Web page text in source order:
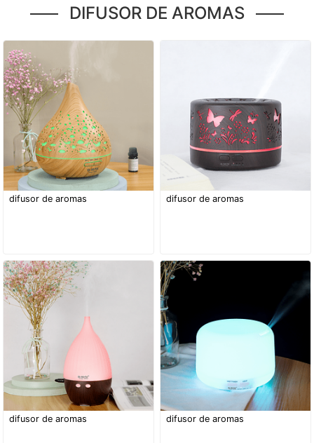
DIFUSOR DE AROMAS
difusor de aromas difusor de aromas
difusor de aromas difusor de aromas